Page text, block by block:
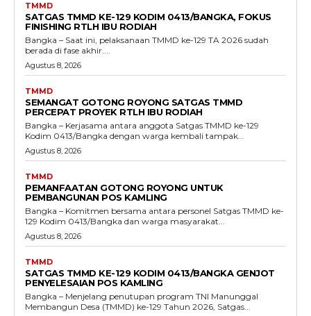
TMMD
SATGAS TMMD KE-129 KODIM 0413/BANGKA, FOKUS
FINISHING RTLH IBU RODIAH
Bangka – Saat ini, pelaksanaan TMMD ke-129 TA 2026 sudah
berada di fase akhir....
Agustus 8, 2026
TMMD
SEMANGAT GOTONG ROYONG SATGAS TMMD
PERCEPAT PROYEK RTLH IBU RODIAH
Bangka – Kerjasama antara anggota Satgas TMMD ke-129
Kodim 0413/Bangka dengan warga kembali tampak...
Agustus 8, 2026
TMMD
PEMANFAATAN GOTONG ROYONG UNTUK
PEMBANGUNAN POS KAMLING
Bangka – Komitmen bersama antara personel Satgas TMMD ke-
129 Kodim 0413/Bangka dan warga masyarakat...
Agustus 8, 2026
TMMD
SATGAS TMMD KE-129 KODIM 0413/BANGKA GENJOT
PENYELESAIAN POS KAMLING
Bangka – Menjelang penutupan program TNI Manunggal
Membangun Desa (TMMD) ke-129 Tahun 2026, Satgas...